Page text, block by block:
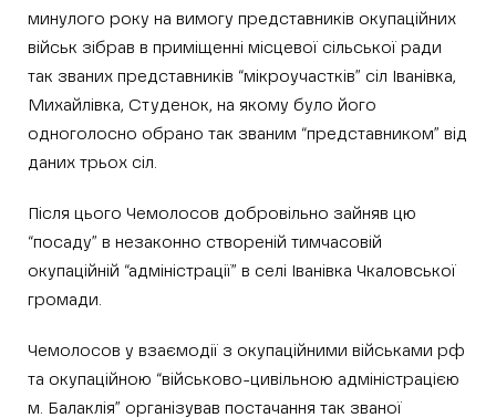
минулого року на вимогу представників окупаційних
військ зібрав в приміщенні місцевої сільської ради
так званих представників “мікроучастків” сіл Іванівка,
Михайлівка, Студенок, на якому було його
одноголосно обрано так званим “представником” від
даних трьох сіл.
Після цього Чемолосов добровільно зайняв цю
“посаду” в незаконно створеній тимчасовій
окупаційній “адміністрації” в селі Іванівка Чкаловської
громади.
Чемолосов у взаємодії з окупаційними військами рф
та окупаційною “військово-цивільною адміністрацією
м. Балаклія” організував постачання так званої